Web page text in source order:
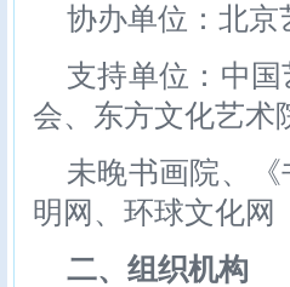
协办单位：北京
支持单位：中
会、东方文化艺术
未晚书画院、
明网、环球文化网
二、组织机构